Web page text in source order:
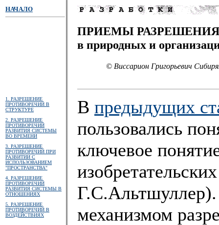
НАЧАЛО
ПРИЕМЫ
в природных и
© Виссарион Григорьевич
1. РАЗРЕШЕНИЕ
ПРОТИВОРЕЧИЙ В
СТРУКТУРЕ
2. РАЗРЕШЕНИЕ
ПРОТИВОРЕЧИЙ
РАЗВИТИЯ СИСТЕМЫ
ВО ВРЕМЕНИ
3. РАЗРЕШЕНИЕ
ПРОТИВОРЕЧИЙ ПРИ
РАЗВИТИИ С
ИСПОЛЬЗОВАНИЕМ
"ПРОСТРАНСТВА"
4. РАЗРЕШЕНИЕ
ПРОТИВОРЕЧИЙ
РАЗВИТИЯ СИСТЕМЫ В
ОТНОШЕНИЯХ
5. РАЗРЕШЕНИЕ
ПРОТИВОРЕЧИЙ В
ВОЗДЕЙСТВИЯХ
В предыдущих
пользовались
ключевое
механизмом